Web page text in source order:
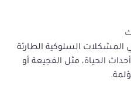
المشكلات السلوكية الطارئة
الحياة، مثل الفجيعة أو